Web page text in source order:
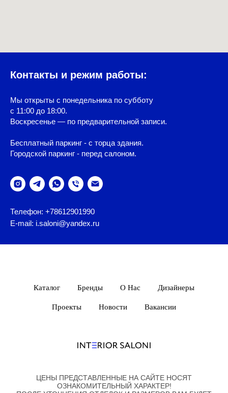
Контакты и режим работы:
Мы открыты с понедельника по субботу
с 11:00 до 18:00.
Воскресенье — по предварительной записи.
Бесплатный паркинг - с торца здания.
Городской паркинг - перед салоном.
Телефон: +78612901990
E-mail: i.saloni@yandex.ru
Каталог Бренды О Нас Дизайнеры
Проекты Новости Вакансии
ЦЕНЫ ПРЕДСТАВЛЕННЫЕ НА САЙТЕ НОСЯТ
ОЗНАКОМИТЕЛЬНЫЙ ХАРАКТЕР!